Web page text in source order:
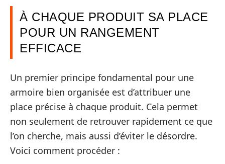
À CHAQUE PRODUIT SA PLACE
POUR UN RANGEMENT
EFFICACE
Un premier principe fondamental pour une
armoire bien organisée est d’attribuer une
place précise à chaque produit. Cela permet
non seulement de retrouver rapidement ce que
l’on cherche, mais aussi d’éviter le désordre.
Voici comment procéder :